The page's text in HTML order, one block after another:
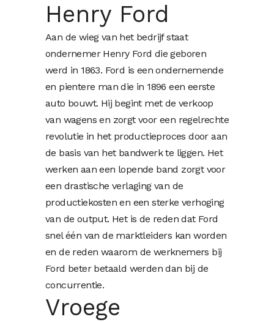
Henry Ford
Aan de wieg van het bedrijf staat
ondernemer Henry Ford die geboren
werd in 1863. Ford is een ondernemende
en pientere man die in 1896 een eerste
auto bouwt. Hij begint met de verkoop
van wagens en zorgt voor een regelrechte
revolutie in het productieproces door aan
de basis van het bandwerk te liggen. Het
werken aan een lopende band zorgt voor
een drastische verlaging van de
productiekosten en een sterke verhoging
van de output. Het is de reden dat Ford
snel één van de marktleiders kan worden
en de reden waarom de werknemers bij
Ford beter betaald werden dan bij de
concurrentie.
Vroege